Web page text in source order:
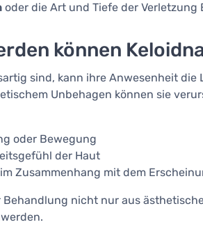
oder die Art und Tiefe der Verletzung
können
sind, kann ihre Anwesenheit die
Unbehagen können sie
oder Bewegung
der Haut
im Zusammenhang mit dem
nicht nur aus